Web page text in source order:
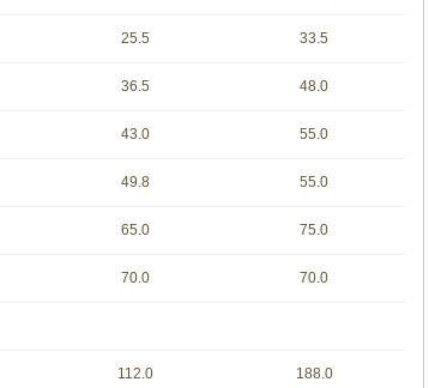
25.5 33.5
36.5 48.0
43.0 55.0
49.8 55.0
65.0 75.0
70.0 70.0
112.0 188.0